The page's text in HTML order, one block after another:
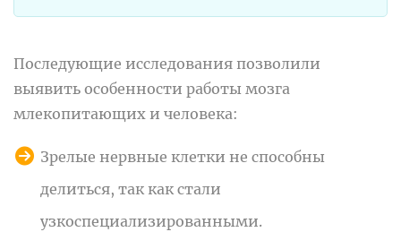
Последующие исследования позволили
выявить особенности работы мозга
млекопитающих и человека:
Зрелые нервные клетки не способны
делиться, так как стали
узкоспециализированными.